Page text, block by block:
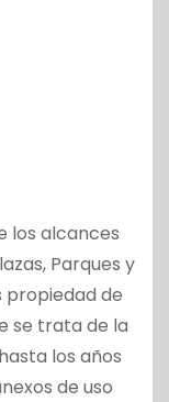
los alcances
Parques y
propiedad de
se trata de la
los años
de uso